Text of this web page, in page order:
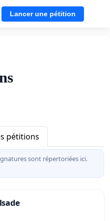
Lancer une pétition
pétitions
sont répertoriées ici.